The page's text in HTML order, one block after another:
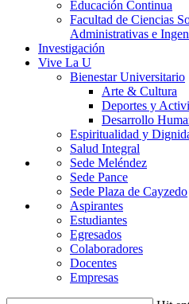
Educación Continua
Facultad de Ciencias
Administrativas e
Investigación
Vive La U
Bienestar Universitario
Arte & Cultura
Deportes y
Desarrollo
Espiritualidad y
Salud Integral
Sede Meléndez
Sede Pance
Sede Plaza de Cayzedo
Aspirantes
Estudiantes
Egresados
Colaboradores
Docentes
Empresas